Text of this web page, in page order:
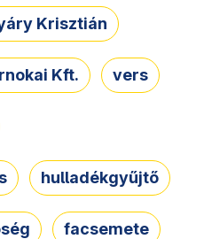
Krisztián
Kft. vers
hulladékgyűjtő
facsemete